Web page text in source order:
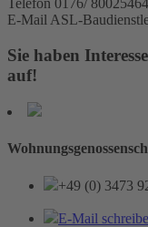
Telefon 0176/ 80025464
E-Mail ASL-
Sie haben
auf!
+49 (0) 3473
E-Mail